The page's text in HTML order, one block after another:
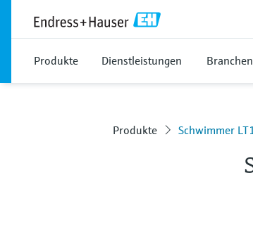
Produkte Dienstleistungen Branchen
Produkte Schwimmer